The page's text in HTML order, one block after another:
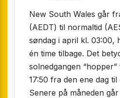
New South Wales går
(AEDT) til normaltid
søndag i april kl. 03:00,
én time tilbage. Det
solnedgangen
17:50 fra den ene dag til
Senere på måneden